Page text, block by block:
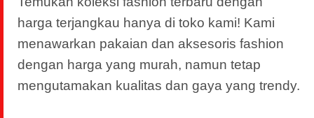
harga terjangkau hanya di toko kami! Kami
menawarkan pakaian dan aksesoris fashion
dengan harga yang murah, namun tetap
mengutamakan kualitas dan gaya yang trendy.